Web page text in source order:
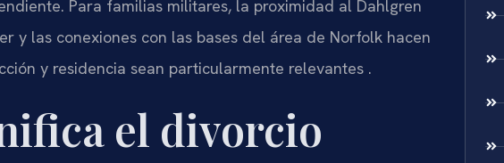
Para familias militares, la proximidad al Dahlgren
y las conexiones con las bases del área de Norfolk hacen
y residencia sean particularmente relevantes .
el divorcio